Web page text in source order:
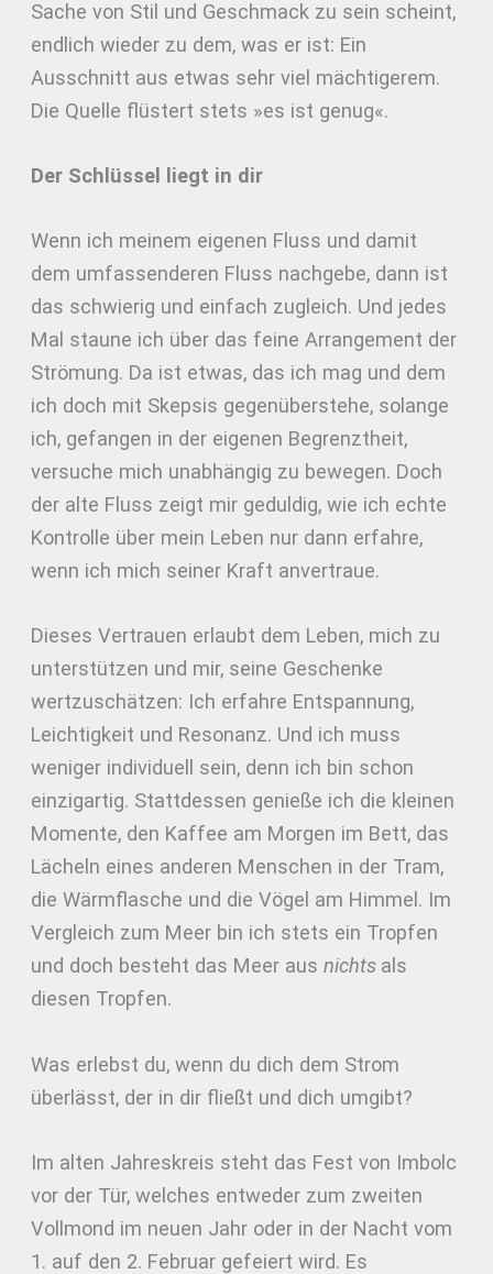
Sache von Stil und Geschmack zu sein scheint,
endlich wieder zu dem, was er ist: Ein
Ausschnitt aus etwas sehr viel mächtigerem.
Die Quelle flüstert stets »es ist genug«.
Der Schlüssel liegt in dir
Wenn ich meinem eigenen Fluss und damit
dem umfassenderen Fluss nachgebe, dann ist
das schwierig und einfach zugleich. Und jedes
Mal staune ich über das feine Arrangement der
Strömung. Da ist etwas, das ich mag und dem
ich doch mit Skepsis gegenüberstehe, solange
ich, gefangen in der eigenen Begrenztheit,
versuche mich unabhängig zu bewegen. Doch
der alte Fluss zeigt mir geduldig, wie ich echte
Kontrolle über mein Leben nur dann erfahre,
wenn ich mich seiner Kraft anvertraue.
Dieses Vertrauen erlaubt dem Leben, mich zu
unterstützen und mir, seine Geschenke
wertzuschätzen: Ich erfahre Entspannung,
Leichtigkeit und Resonanz. Und ich muss
weniger individuell sein, denn ich bin schon
einzigartig. Stattdessen genieße ich die kleinen
Momente, den Kaffee am Morgen im Bett, das
Lächeln eines anderen Menschen in der Tram,
die Wärmflasche und die Vögel am Himmel. Im
Vergleich zum Meer bin ich stets ein Tropfen
und doch besteht das Meer ausnichts als
diesen Tropfen.
Was erlebst du, wenn du dich dem Strom
überlässt, der in dir fließt und dich umgibt?
Im alten Jahreskreis steht das Fest von Imbolc
vor der Tür, welches entweder zum zweiten
Vollmond im neuen Jahr oder in der Nacht vom
1. auf den 2. Februar gefeiert wird. Es